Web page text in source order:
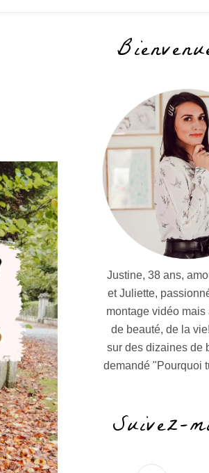
Justine, 38 ans,
et Juliette,
montage vidéo
de beauté, de la
sur des dizaines de
demandé "Pourquoi
Suivez-